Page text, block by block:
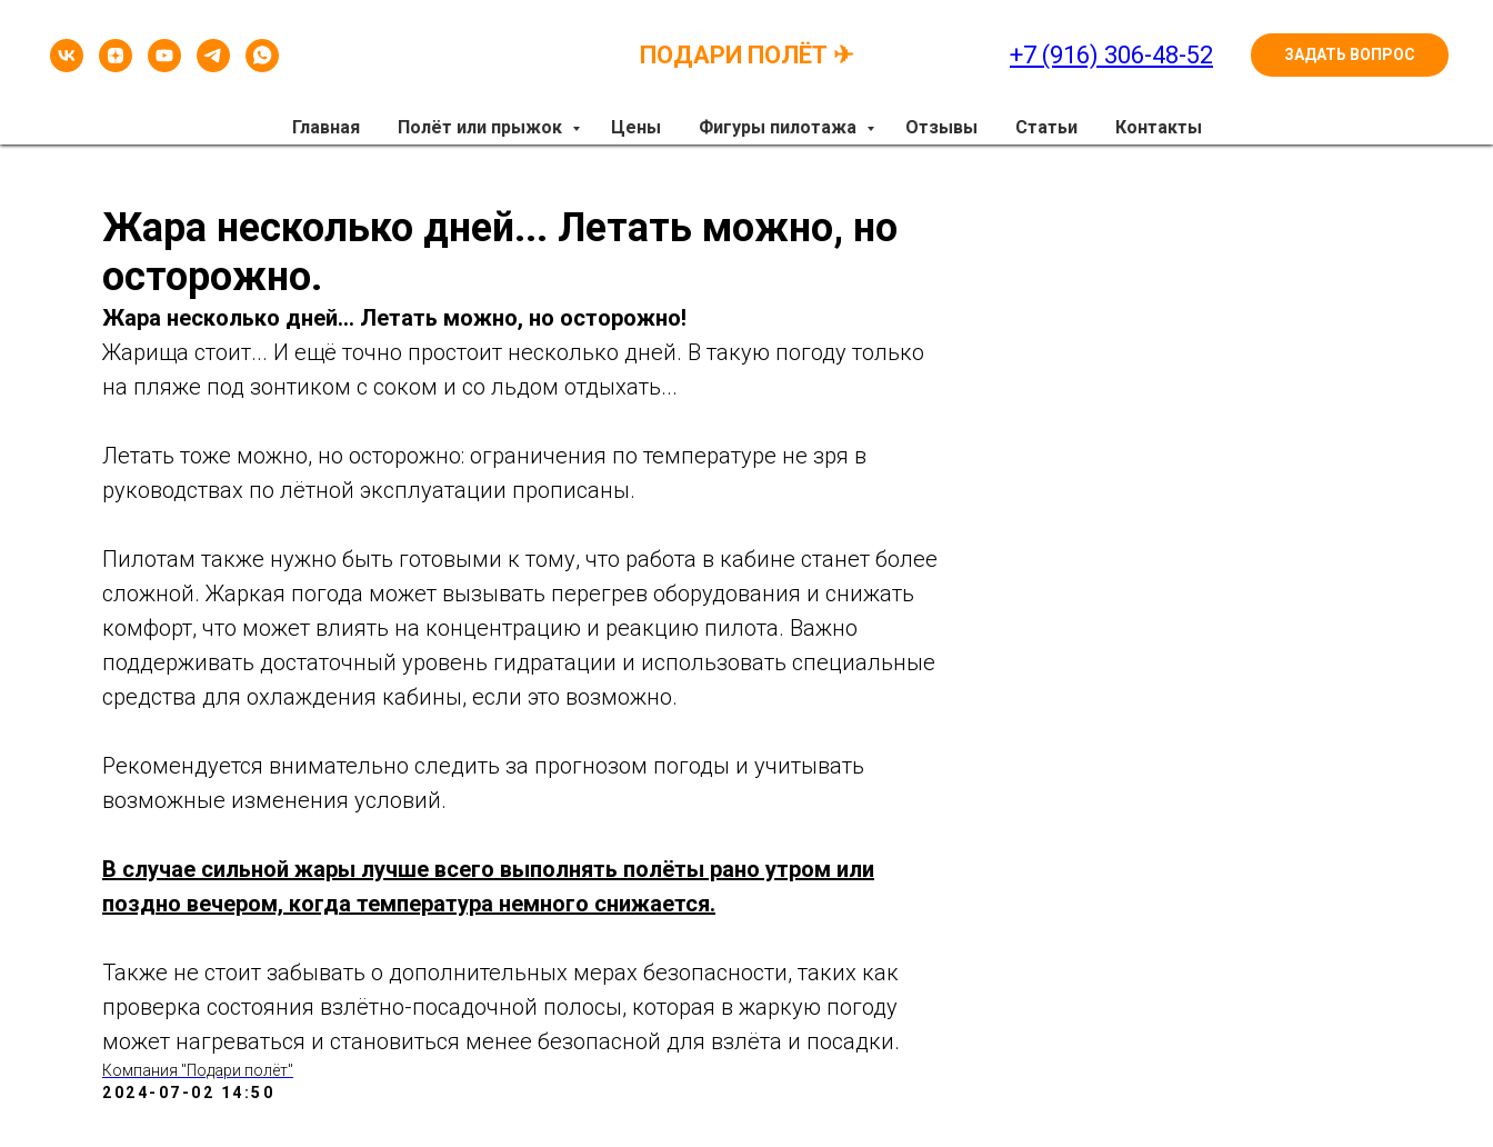
ПОДАРИ ПОЛЁТ ✈ +7 (916) 306-48-52 ЗАДАТЬ ВОПРОС
Главная Полёт или прыжок Цены Фигуры пилотажа Отзывы Статьи Контакты
Жара несколько дней... Летать можно, но
осторожно.
Жара несколько дней... Летать можно, но осторожно!
Жарища стоит... И ещё точно простоит несколько дней. В такую погоду только
на пляже под зонтиком с соком и со льдом отдыхать...
Летать тоже можно, но осторожно: ограничения по температуре не зря в
руководствах по лётной эксплуатации прописаны.
Пилотам также нужно быть готовыми к тому, что работа в кабине станет более
сложной. Жаркая погода может вызывать перегрев оборудования и снижать
комфорт, что может влиять на концентрацию и реакцию пилота. Важно
поддерживать достаточный уровень гидратации и использовать специальные
средства для охлаждения кабины, если это возможно.
Рекомендуется внимательно следить за прогнозом погоды и учитывать
возможные изменения условий.
В случае сильной жары лучше всего выполнять полёты рано утром или
поздно вечером, когда температура немного снижается.
Также не стоит забывать о дополнительных мерах безопасности, таких как
проверка состояния взлётно-посадочной полосы, которая в жаркую погоду
может нагреваться и становиться менее безопасной для взлёта и посадки.
Компания "Подари полёт"
2024-07-02 14:50